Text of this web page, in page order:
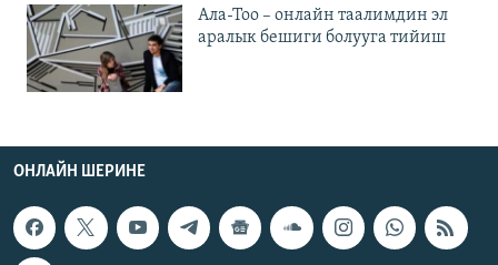
Ала-Тоо – онлайн таалимдин эл
аралык бешиги болууга тийиш
ОНЛАЙН ШЕРИНЕ